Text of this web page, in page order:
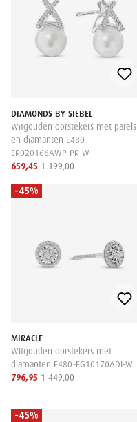
DIAMONDS BY SIEBEL
Witgouden oorstekers met parels
en diamanten E480-
ER020166AWP-PR-W
659,45 1 199,00
-45%
MIRACLE
Witgouden oorstekers met
diamanten E480-EG10170ADI-W
796,95 1 449,00
-45%